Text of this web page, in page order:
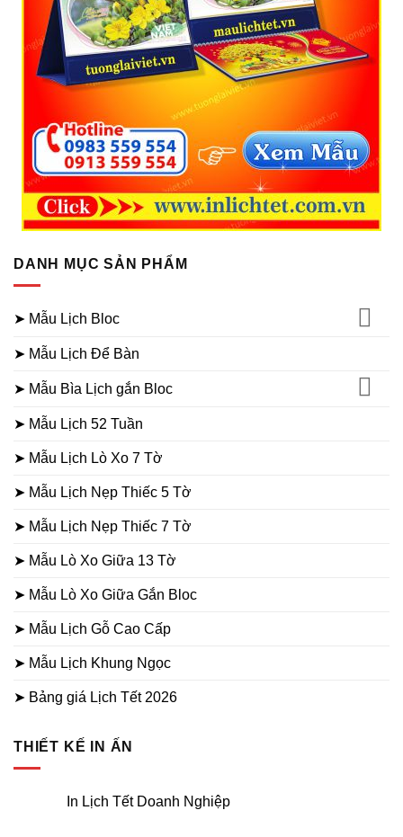
DANH MỤC SẢN PHẨM
➤ Mẫu Lịch Bloc
➤ Mẫu Lịch Để Bàn
➤ Mẫu Bìa Lịch gắn Bloc
➤ Mẫu Lịch 52 Tuần
➤ Mẫu Lịch Lò Xo 7 Tờ
➤ Mẫu Lịch Nẹp Thiếc 5 Tờ
➤ Mẫu Lịch Nẹp Thiếc 7 Tờ
➤ Mẫu Lò Xo Giữa 13 Tờ
➤ Mẫu Lò Xo Giữa Gắn Bloc
➤ Mẫu Lịch Gỗ Cao Cấp
➤ Mẫu Lịch Khung Ngọc
➤ Bảng giá Lịch Tết 2026
THIẾT KẾ IN ẤN
In Lịch Tết Doanh Nghiệp